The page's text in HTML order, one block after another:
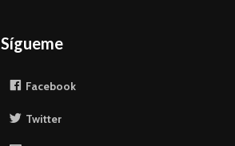
Sígueme
Facebook
Twitter